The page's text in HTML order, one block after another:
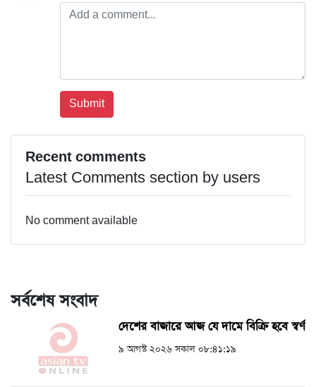
Recent comments
Latest Comments section by users
No comment available
সর্বশেষ সংবাদ
দেশের বাজারে আজ যে দামে বিক্রি হবে স্বর্ণ
৯ আগস্ট ২০২৬ সকাল ০৮:৪১:১৯